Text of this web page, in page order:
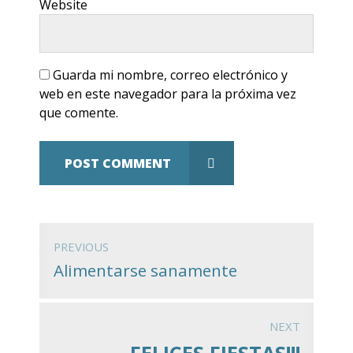
Website
Guarda mi nombre, correo electrónico y
web en este navegador para la próxima vez
que comente.
POST COMMENT
PREVIOUS
Alimentarse sanamente
NEXT